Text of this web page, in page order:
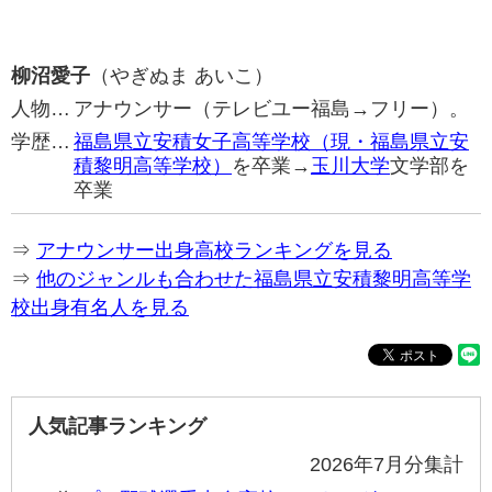
柳沼愛子 （やぎぬま あいこ）
人物… アナウンサー（テレビユー福島→フリー）。
学歴… 福島県立安積女子高等学校（現・福島県立安
積黎明高等学校） を卒業→ 玉川大学文学部を
卒業
⇒ アナウンサー出身高校ランキングを見る
⇒ 他のジャンルも合わせた福島県立安積黎明高等学
校出身有名人を見る
人気記事ランキング
2026年7月分集計